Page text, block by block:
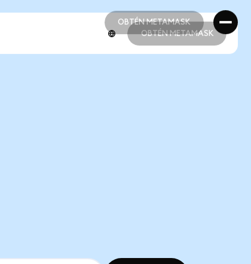
OBTÉN METAMASK
OBTÉN METAMASK
OBTÉN METAMASK